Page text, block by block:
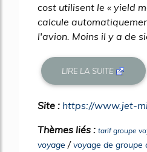
cost utilisent le « yield
calcule
l'avion. Moins il y a de
LIRE LA SUITE
Site : https://www.jet-
Thèmes liés : tarif groupe
voyage /voyage de groupe